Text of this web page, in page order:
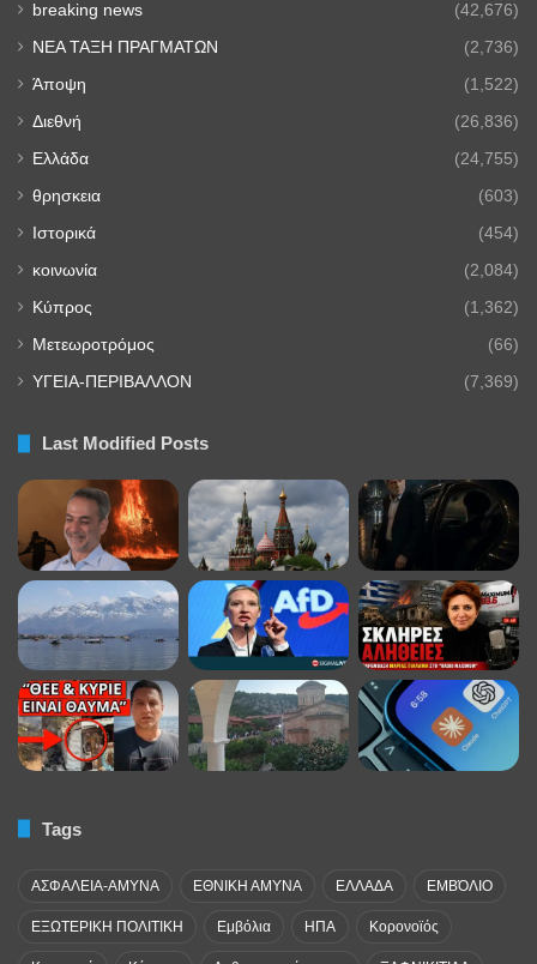
breaking news (42,676)
NEA TAΞΗ ΠΡΑΓΜΑΤΩΝ (2,736)
Άποψη (1,522)
Διεθνή (26,836)
Ελλάδα (24,755)
θρησκεια (603)
Ιστορικά (454)
κοινωνία (2,084)
Κύπρος (1,362)
Μετεωροτρόμος (66)
ΥΓΕΙΑ-ΠΕΡΙΒΑΛΛΟΝ (7,369)
Last Modified Posts
Tags
ΑΣΦΑΛΕΙΑ-ΑΜΥΝΑ ΕΘΝΙΚΗ ΑΜΥΝΑ ΕΛΛΑΔΑ ΕΜΒΌΛΙΟ
ΕΞΩΤΕΡΙΚΗ ΠΟΛΙΤΙΚΗ Εμβόλια ΗΠΑ Κορονοϊός